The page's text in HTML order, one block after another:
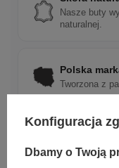
Nasze buty
naturalnej.
Polska
Tworzona z
Klasyczne
Konfiguracja
Dbamy o Twoją